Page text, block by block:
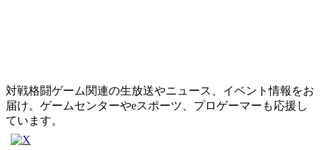
対戦格闘ゲーム関連の生放送やニュース、イベント情報をお
届け。ゲームセンターやeスポーツ、プロゲーマーも応援し
ています。